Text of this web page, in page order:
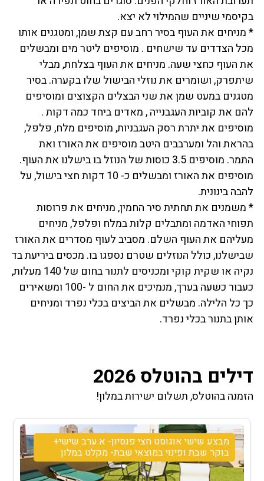
בקיסמי שיניים שהמילוי לא יצא.
* מניחים את העוף בסיר רחב עם קצת שמן, ומטגנים אותו
מכל הצדדים עד שישחים . מוסיפים ליטר מים ומבשלים
את העוף כחצי שעה. מניחים את העוף בצלחת, מבלי
שיתפרק, ושומרים את נוזלי הבישול שלו בקערה. בסיר
מטגנים במעט שמן את שני הבצלים הקצוצים ומוסיפים
להם את קוביות העגבנייה , מאדים ביחד כמה דקות .
מוסיפים את יתרת רסק העגבניות, מוסיפים מלח, פלפל,
בהראת והל ומערבבים היטב מוסיפים את האורז ואת
התמר. מוסיפים 3.5 כוסות של הנוזל בו בישלנו את העוף.
מוסיפים את האורז ומבשלים כ- 10 דקות חצי בישול, על
להבה בינונית.
* משמנים את תחתית סיר החמין, מניחים את פרוסות
תפוחי האדמה ומתבלים קלות במלח ופלפל, מניחים
מעליהם את העוף השלם. מסביב לעוף מסדרים את האורז
שבישלנו, כולל הנוזלים שטרם נספגו בו. מכסים ביריעת בד
נקיה או שקית קוקי ומכניסים לתנור בחום של 140 מעלות,
כעבור כשעה בערך, מנמיכים את החום ל -100 ומשאירים
כך כל הלילה. מבשלים את הביצים בכלי נפרד ומניחים
אותן בתנור בכלי נפרד.
דילים בהוטלס 2026
הזמנה בהוטלס, תשלום ישירות במלון!
מבצע שישי אוגוסט חצי פנסיון- א.ערב שישי+
בוקר שבת ופינוי במוצאי שבת- מקלט במלון